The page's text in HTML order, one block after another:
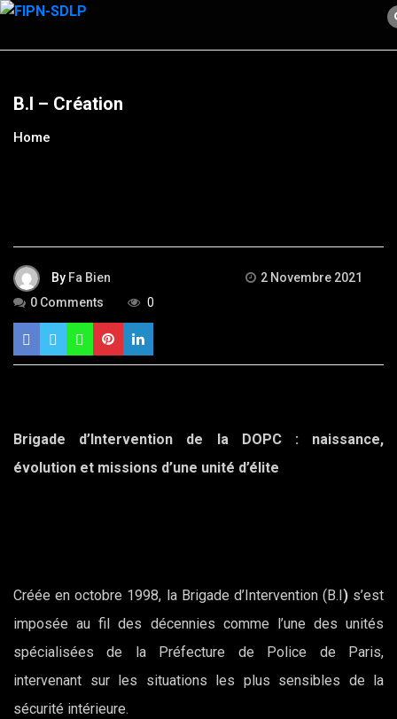
Skip
content
B.I – Création
Home
By Fa Bien
2 Novembre 2021
0 Comments
0
Brigade d’Intervention de la DOPC : naissance,
évolution et missions d’une unité d’élite
Créée en octobre 1998, la Brigade d’Intervention (B.I )s’est
imposée au fil des décennies comme l’une des unités
spécialisées de la Préfecture de Police de Paris,
intervenant sur les situations les plus sensibles de la
sécurité intérieure.